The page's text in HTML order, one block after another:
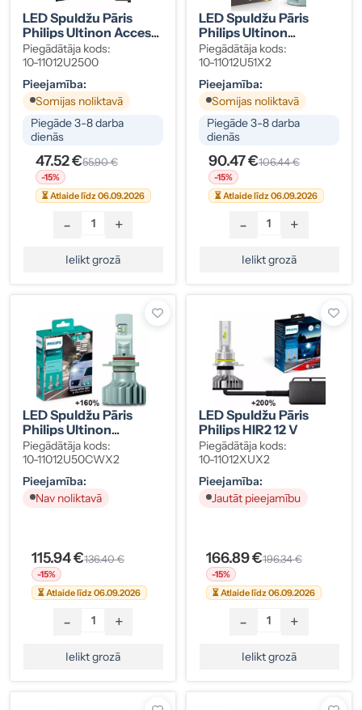
LED Spuldžu Pāris
Philips Ultinon Access
HIR2 12 V
Piegādātāja kods:
10-11012U2500
Pieejamība:
Somijas noliktavā
Piegāde 3-8 darba
dienās
47.52 €55.90 €
-15%
⏳ Atlaide līdz 06.09.2026
- +
Ielikt grozā
LED Spuldžu Pāris
Philips Ultinon
Pro5100 HIR2 12/24 V
Piegādātāja kods:
10-11012U51X2
Pieejamība:
Somijas noliktavā
Piegāde 3-8 darba
dienās
90.47 €106.44 €
-15%
⏳ Atlaide līdz 06.09.2026
- +
Ielikt grozā
LED Spuldžu Pāris
Philips Ultinon
Pro5000 HL HIR2
Piegādātāja kods:
10-11012U50CWX2
Pieejamība:
Nav noliktavā
115.94 €136.40 €
-15%
⏳ Atlaide līdz 06.09.2026
- +
Ielikt grozā
LED Spuldžu Pāris
Philips HIR2 12 V
Piegādātāja kods:
10-11012XUX2
Pieejamība:
Jautāt pieejamību
166.89 €196.34 €
-15%
⏳ Atlaide līdz 06.09.2026
- +
Ielikt grozā